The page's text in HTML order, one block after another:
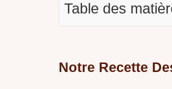
Table des
Notre Recette